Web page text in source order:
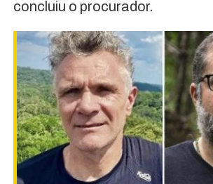
concluiu o procurador.